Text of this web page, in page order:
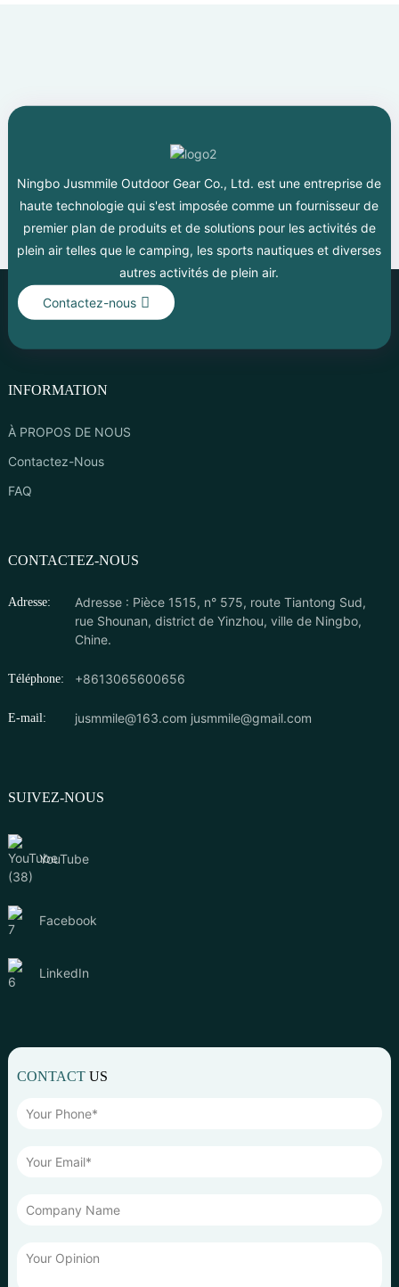
Ningbo Jusmmile Outdoor Gear Co., Ltd. est une entreprise de
haute technologie qui s'est imposée comme un fournisseur de
premier plan de produits et de solutions pour les activités de
plein air telles que le camping, les sports nautiques et diverses
autres activités de plein air.
Contactez-nous
INFORMATION
À PROPOS DE NOUS
Contactez-Nous
FAQ
CONTACTEZ-NOUS
Adresse:
Adresse : Pièce 1515, n° 575, route Tiantong Sud,
rue Shounan, district de Yinzhou, ville de Ningbo,
Chine.
Téléphone: +8613065600656
E-mail: jusmmile@163.com jusmmile@gmail.com
SUIVEZ-NOUS
YouTube
Facebook
LinkedIn
CONTACTUS